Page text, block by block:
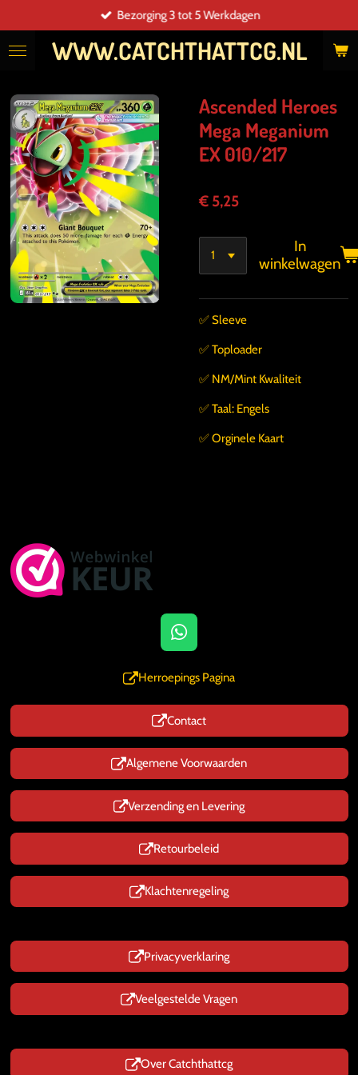
direct
naar
WWW.CATCHTHATTCG.NL
Bezorging 3 tot 5 Werkdagen
Ascended Heroes
Mega Meganium
EX 010/217
€ 5,25
In
winkelwagen
✅️ Sleeve
✅️ Toploader
✅️ NM/Mint Kwaliteit
✅️ Taal: Engels
✅️ Orginele Kaart
W
h
a
s
A
p
p
Herroepings Pagina
Contact
Algemene Voorwaarden
Verzending en Levering
Retourbeleid
Klachtenregeling
Privacyverklaring
Veelgestelde Vragen
Over Catchthattcg